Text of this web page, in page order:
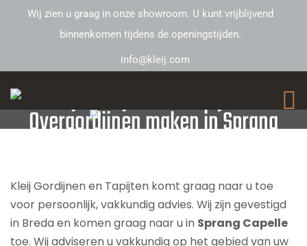
Wij zien u graag in onze showroom. U kunt vrijblijvend
binnenkomen tijdens de openingstijden.
info@kleij.com
Kleij Gordijnen en Tapijten –
Overgordijnen maken in Sprang
Kleij Gordijnen en Tapijten komt graag naar u toe
voor persoonlijk, vakkundig advies. Wij zijn gevestigd
in Breda en komen graag naar u in Sprang Capelle
toe. Wij adviseren u vakkundig op het gebied van uw